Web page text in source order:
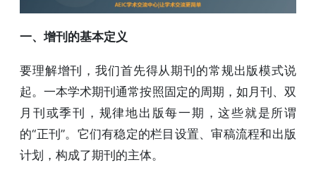
一、增刊的基本定义
要理解增刊，我们首先得从期刊的常规出版模式说
起。一本学术期刊通常按照固定的周期，如月刊、双
月刊或季刊，规律地出版每一期，这些就是所谓
的“正刊”。它们有稳定的栏目设置、审稿流程和出版
计划，构成了期刊的主体。